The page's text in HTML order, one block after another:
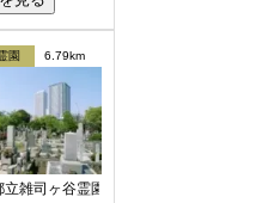
園 6.79km
雑司ヶ谷霊園